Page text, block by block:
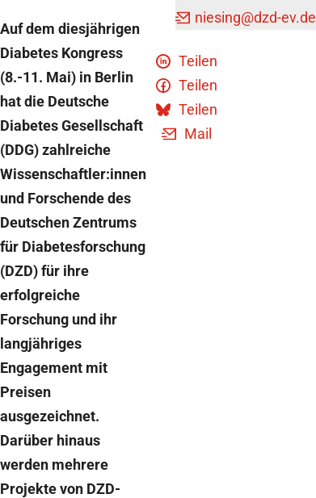
Auf dem diesjährigen
Diabetes Kongress
(8.-11. Mai) in Berlin
hat die Deutsche
Diabetes Gesellschaft
(DDG) zahlreiche
Wissenschaftler:innen
und Forschende des
Deutschen Zentrums
für Diabetesforschung
(DZD) für ihre
erfolgreiche
Forschung und ihr
langjähriges
Engagement mit
Preisen
ausgezeichnet.
Darüber hinaus
werden mehrere
Projekte von DZD-
Teilen
Teilen
Teilen
Mail
niesing@dzd-ev.de